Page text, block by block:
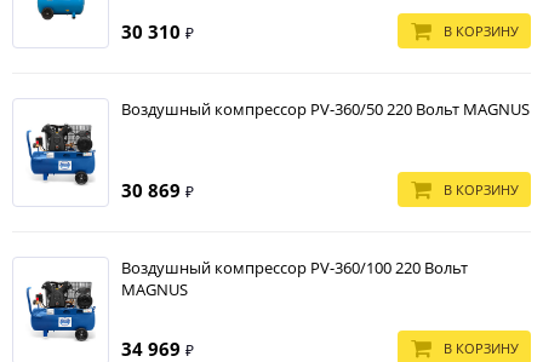
30 310 ₽ В КОРЗИНУ
Воздушный компрессор PV-360/50 220 Вольт МAGNUS
30 869 ₽ В КОРЗИНУ
Воздушный компрессор PV-360/100 220 Вольт
МAGNUS
34 969 ₽ В КОРЗИНУ